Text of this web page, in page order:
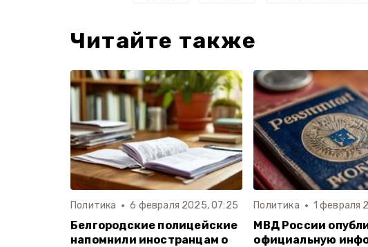
Читайте также
Политика 6 февраля 2025, 07:25
Белгородские полицейские
напомнили иностранцам о
Политика 1 февраля
МВД России
официальную